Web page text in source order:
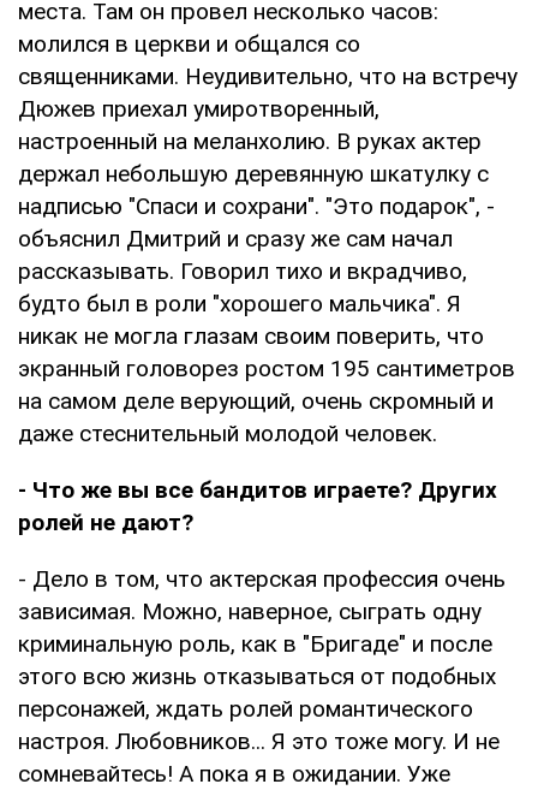
места. Там он провел несколько часов:
молился в церкви и общался со
священниками. Неудивительно, что на встречу
Дюжев приехал умиротворенный,
настроенный на меланхолию. В руках актер
держал небольшую деревянную шкатулку с
надписью "Спаси и сохрани". "Это подарок", -
объяснил Дмитрий и сразу же сам начал
рассказывать. Говорил тихо и вкрадчиво,
будто был в роли "хорошего мальчика". Я
никак не могла глазам своим поверить, что
экранный головорез ростом 195 сантиметров
на самом деле верующий, очень скромный и
даже стеснительный молодой человек.
- Что же вы все бандитов играете? Других
ролей не дают?
- Дело в том, что актерская профессия очень
зависимая. Можно, наверное, сыграть одну
криминальную роль, как в "Бригаде" и после
этого всю жизнь отказываться от подобных
персонажей, ждать ролей романтического
настроя. Любовников... Я это тоже могу. И не
сомневайтесь! А пока я в ожидании. Уже